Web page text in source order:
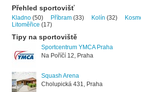
Přehled sportovišť
Kladno (50) Příbram (33) Kolín (32)
Litoměřice (17)
Tipy na sportoviště
Sportcentrum YMCA Praha
Na Poříčí 12, Praha
Squash Arena
Cholupická 431, Praha